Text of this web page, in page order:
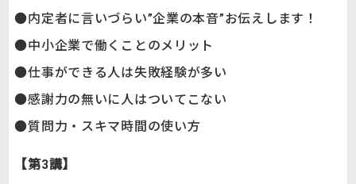
●内定者に言いづらい”企業の本音”お伝えします！
●中小企業で働くことのメリット
●仕事ができる人は失敗経験が多い
●感謝力の無いに人はついてこない
●質問力・スキマ時間の使い方
【第3講】